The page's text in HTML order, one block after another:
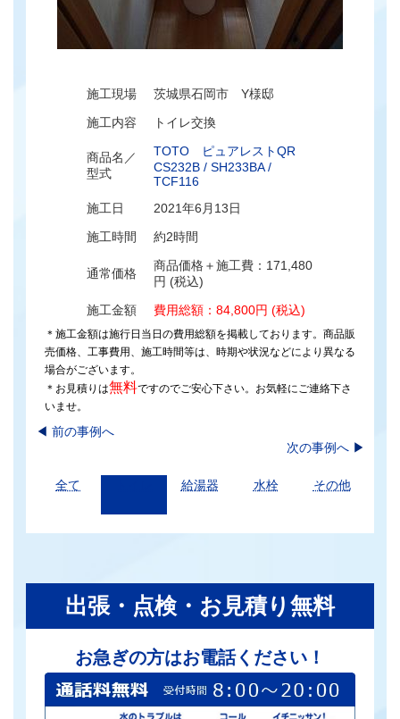
施工現場
茨城県石岡市 Y様邸
施工内容
トイレ交換
商品名／
型式
TOTO ピュアレストQR
CS232B / SH233BA /
TCF116
施工日
2021年6月13日
施工時間
約2時間
通常価格
商品価格＋施工費：171,480
円 (税込)
施工金額
費用総額：84,800円 (税込)
＊施工金額は施行日当日の費用総額を掲載しております。商品販
売価格、工事費用、施工時間等は、時期や状況などにより異なる
場合がございます。
＊お見積りは無料ですのでご安心下さい。お気軽にご連絡下さ
いませ。
◀︎ 前の事例へ
次の事例へ ▶
全て 給湯器 水栓 その他
出張・点検・お見積り無料
お急ぎの方はお電話ください！